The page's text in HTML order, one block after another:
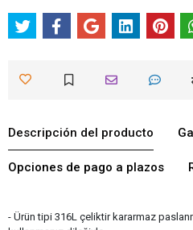
Descripción del producto
Opciones de pago a plazos
- Ürün tipi 316L çeliktir kararmaz